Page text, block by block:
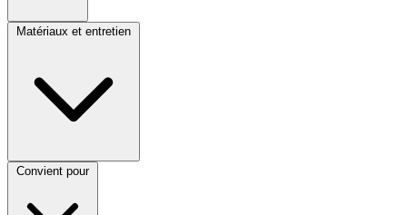
Matériaux et entretien
Convient pour